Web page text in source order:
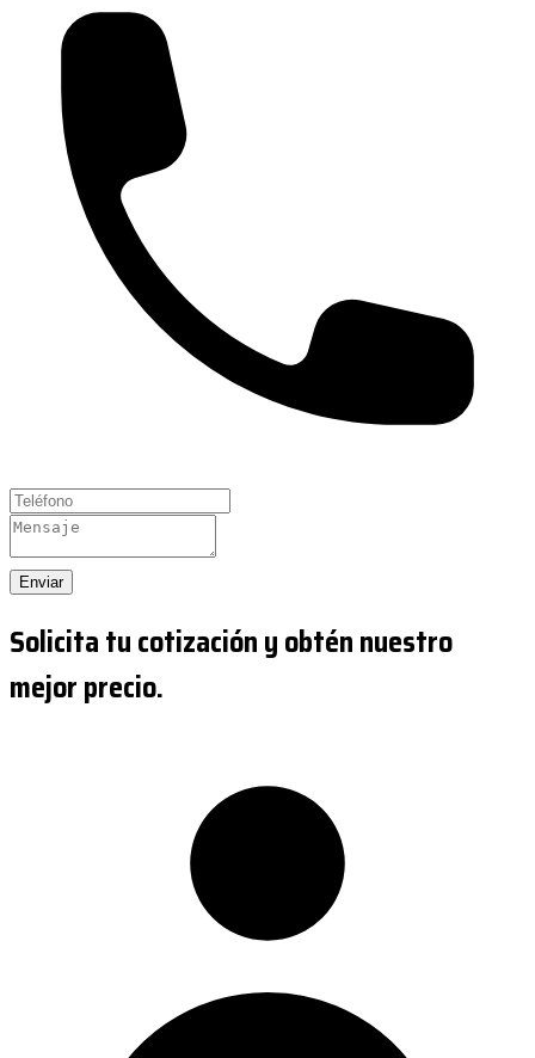
Enviar
Solicita tu cotización y obtén nuestro
mejor precio.